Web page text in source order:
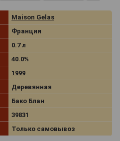
Maison Gelas
Франция
0.7 л
40.0%
1999
Деревянная
Бако Блан
39831
Только самовывоз